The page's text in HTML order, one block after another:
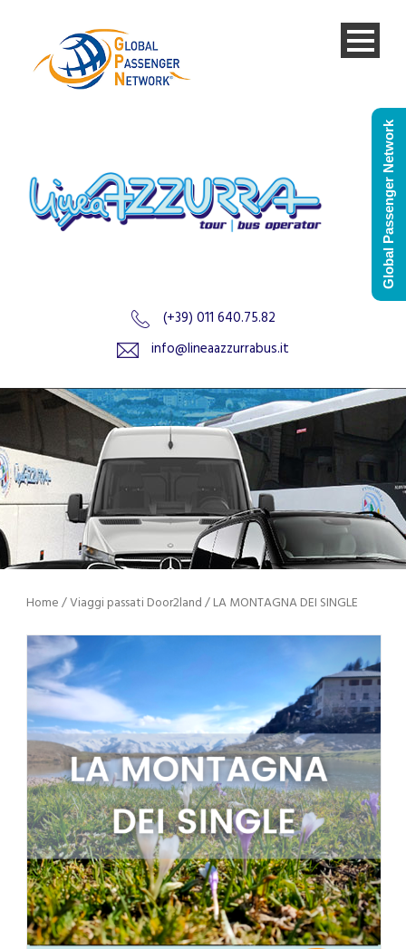
(+39) 011 640.75.82
info@lineaazzurrabus.it
Home/Viaggi passati Door2land/ LA MONTAGNA DEI SINGLE
Global Passenger Network